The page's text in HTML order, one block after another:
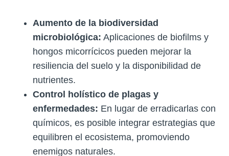
Aumento de la biodiversidad
microbiológica: Aplicaciones de biofilms y
hongos micorrícicos pueden mejorar la
resiliencia del suelo y la disponibilidad de
nutrientes.
Control holístico de plagas y
enfermedades: En lugar de erradicarlas con
químicos, es posible integrar estrategias que
equilibren el ecosistema, promoviendo
enemigos naturales.